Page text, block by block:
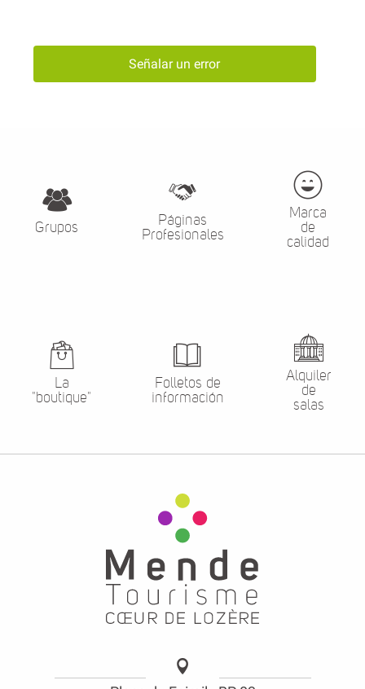
Señalar un error
Grupos
Páginas
Profesionales
Marca
de
calidad
La
"boutique"
Folletos de
información
Alquiler
de
salas